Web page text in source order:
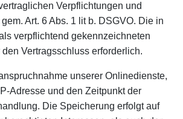
Verpflichtungen und
Art. 6 Abs. 1 lit b. DSGVO. Die in
verpflichtend gekennzeichneten
Vertragsschluss erforderlich.
unserer Onlinedienste,
Adresse und den Zeitpunkt der
Die Speicherung erfolgt auf